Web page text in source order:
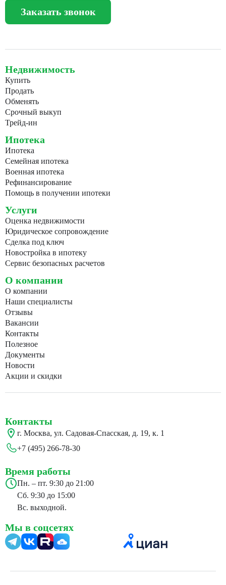
Заказать звонок
Недвижимость
Купить
Продать
Обменять
Срочный выкуп
Трейд-ин
Ипотека
Ипотека
Семейная ипотека
Военная ипотека
Рефинансирование
Помощь в получении ипотеки
Услуги
Оценка недвижимости
Юридическое сопровождение
Сделка под ключ
Новостройка в ипотеку
Сервис безопасных расчетов
О компании
О компании
Наши специалисты
Отзывы
Вакансии
Контакты
Полезное
Документы
Новости
Акции и скидки
Контакты
г. Москва, ул. Садовая-Спасская, д. 19, к. 1
+7 (495) 266-78-30
Время работы
Пн. – пт. 9:30 до 21:00
Сб. 9:30 до 15:00
Вс. выходной.
Мы в соцсетях
24